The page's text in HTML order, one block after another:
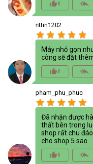
thumb_up_alt0 reply_all
nttin1202
star star star star star
Máy nhỏ gọn
công sẽ đặt
thumb_up_alt0 reply_all
pham_phu_phuc
star star star star star
Đã nhận được
thất bên trong
shop rất chu
cho shop 5 sao
thumb_up_alt0 reply_all